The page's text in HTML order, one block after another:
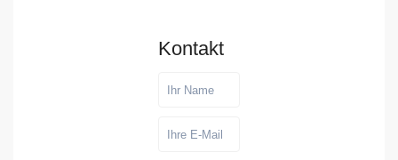
Kontakt